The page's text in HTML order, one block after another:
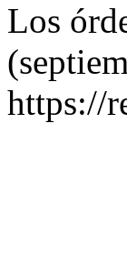
Los
https://